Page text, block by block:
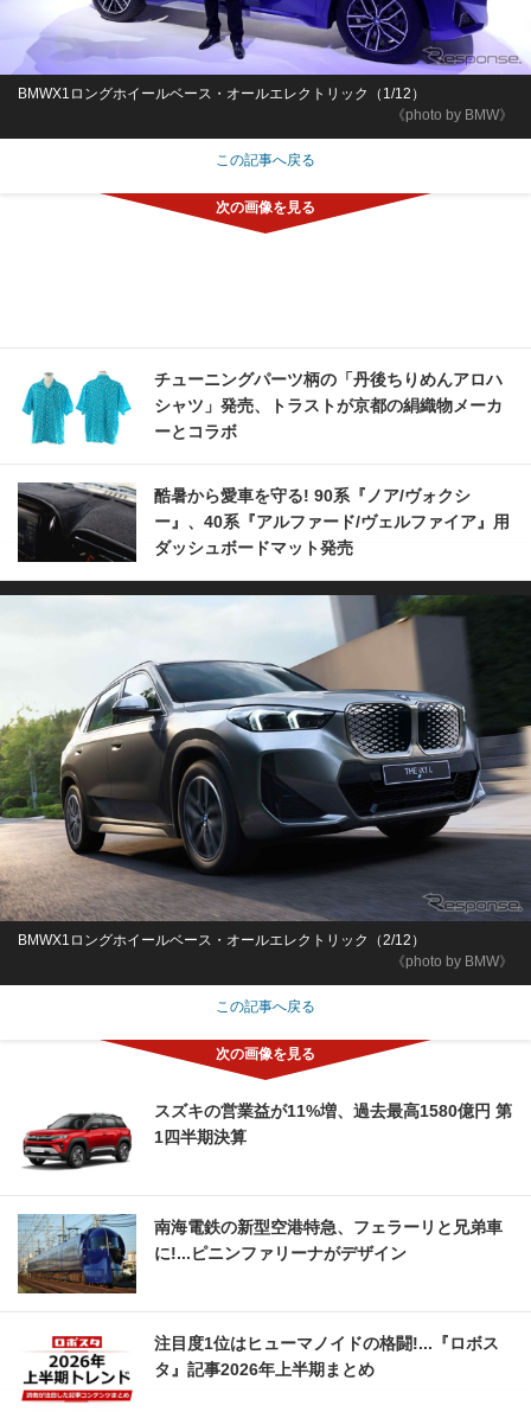
《photo by BMW》
BMWX1ロングホイールベース・オールエレクトリック（1/12）
この記事へ戻る
チューニングパーツ柄の「丹後ちりめんアロハ
シャツ」発売、トラストが京都の絹織物メーカ
ーとコラボ
酷暑から愛車を守る! 90系『ノア/ヴォクシ
ー』、40系『アルファード/ヴェルファイア』用
ダッシュボードマット発売
《photo by BMW》
BMWX1ロングホイールベース・オールエレクトリック（2/12）
この記事へ戻る
スズキの営業益が11%増、過去最高1580億円 第
1四半期決算
南海電鉄の新型空港特急、フェラーリと兄弟車
に!...ピニンファリーナがデザイン
注目度1位はヒューマノイドの格闘!...『ロボス
タ』記事2026年上半期まとめ